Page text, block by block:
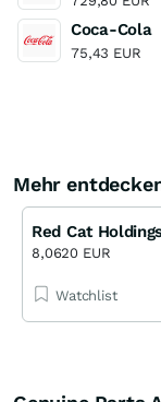
Coca-Cola
75,43 EUR
Mehr
Red Cat
8,0620 EUR
Watchlist